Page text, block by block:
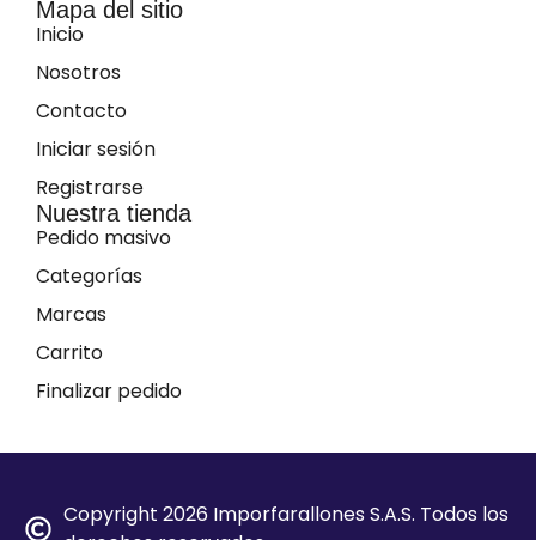
Mapa del sitio
Inicio
Nosotros
Contacto
Iniciar sesión
Registrarse
Nuestra tienda
Pedido masivo
Categorías
Marcas
Carrito
Finalizar pedido
Copyright 2026 Imporfarallones S.A.S. Todos los